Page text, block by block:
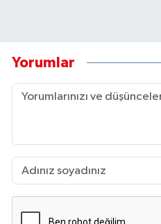
Yorumlar